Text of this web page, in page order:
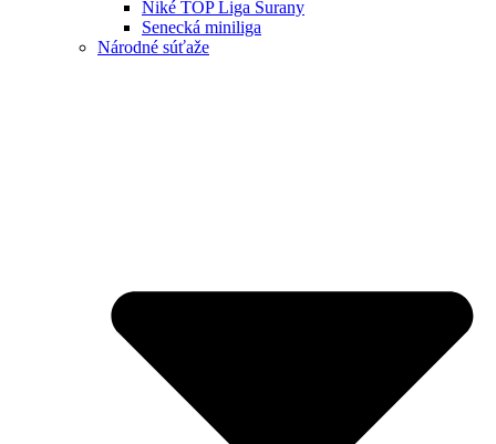
Niké TOP Liga Šurany
Senecká miniliga
Národné súťaže